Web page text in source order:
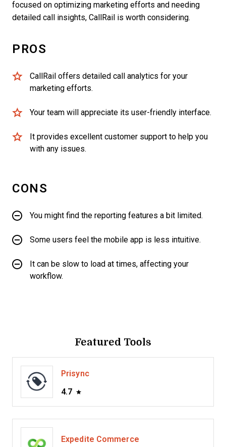
focused on optimizing marketing efforts and needing
detailed call insights, CallRail is worth considering.
PROS
CallRail offers detailed call analytics for your
marketing efforts.
Your team will appreciate its user-friendly interface.
It provides excellent customer support to help you
with any issues.
CONS
You might find the reporting features a bit limited.
Some users feel the mobile app is less intuitive.
It can be slow to load at times, affecting your
workflow.
Featured Tools
Prisync
4.7
Expedite Commerce